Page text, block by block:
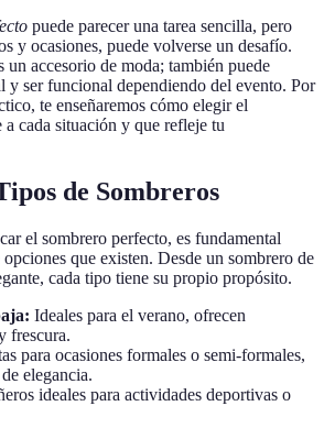
puede parecer una tarea sencilla, pero
y ocasiones, puede volverse un desafío.
un accesorio de moda; también puede
y ser funcional dependiendo del evento. Por
te enseñaremos cómo elegir el
a cada situación y que refleje tu
de Sombreros
el sombrero perfecto, es fundamental
que existen. Desde un sombrero de
cada tipo tiene su propio propósito.
Ideales para el verano, ofrecen
frescura.
para ocasiones formales o semi-formales,
elegancia.
ideales para actividades deportivas o